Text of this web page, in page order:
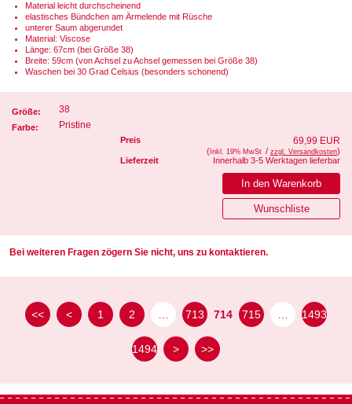
Material leicht durchscheinend
elastisches Bündchen am Ärmelende mit Rüsche
unterer Saum abgerundet
Material: Viscose
Länge: 67cm (bei Größe 38)
Breite: 59cm (von Achsel zu Achsel gemessen bei Größe 38)
Waschen bei 30 Grad Celsius (besonders schonend)
Größe: 38
Farbe: Pristine
Preis 69,99 EUR
( Inkl. 19% MwSt / zzgl. Versandkosten)
Lieferzeit
Innerhalb 3-5 Werktagen lieferbar
Bei weiteren Fragen zögern Sie nicht, uns zu kontaktieren.
<< < 1 2 713 714 715 1493
1494 > >>